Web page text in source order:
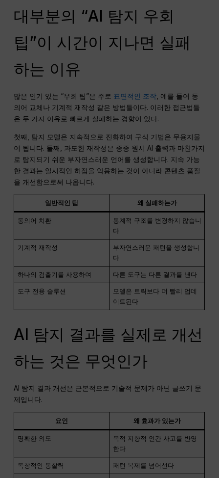
대부분의 “AI 탐지 우회
팁”이 시간이 지나면 실패
하는 이유
많은 인기 있는 “우회 팁”은 주로 표면적인 조작 , 예를 들어 동
의어 교체나 기계적 재작성 같은 방법들이다. 이러한 접근법들
은 두 가지 이유로 빠르게 실패하는 경향이 있다.
첫째, 탐지 모델은 지속적으로 진화하여 구식 기법은 무용지물
이 됩니다. 둘째, 과도한 재작성은 종종 원시 AI 출력과 마찬가지
로 탐지되기 쉬운 부자연스러운 언어를 생성합니다. 지속 가능
한 결과는 일시적인 허점을 악용하는 것이 아니라 콘텐츠 품질
을 개선함으로써 나옵니다.
일반적인 팁 왜 실패하는가
동의어 치환
통계적 구조를 변경하지 않습니
다
기계적 재작성
부자연스러운 패턴을 생성합니
다
하나의 검출기를 사용하여 다른 도구는 다른 결과를 낸다
도구 전용 솔루션
모델은 트릭보다 더 빨리 업데
이트된다
AI 탐지 결과를 실제로 개선
하는 것은 무엇인가
AI 탐지 결과 개선은 근본적으로 기술적 문제가 아닌 글쓰기 문
제입니다.
요인 왜 효과가 있는가
명확한 의도
목적 지향적 인간 사고를 반영
한다
독창적인 통찰력 패턴 복제를 넘어선다